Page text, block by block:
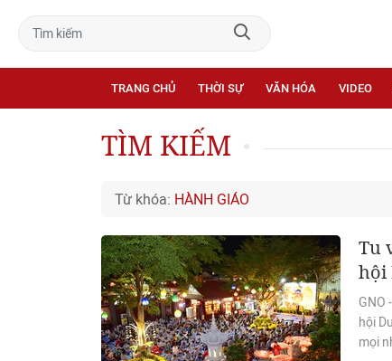
TRANG CHỦ THỜI SỰ VĂN HÓA VIDEO
TÌM KIẾM
Từ khóa: HÀNH GIÁO
Tu
hội
GNO
hội
mọi